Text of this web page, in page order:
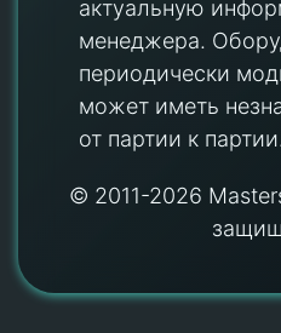
актуальную
менеджера.
периодически
может иметь
от партии к
© 2011-2026